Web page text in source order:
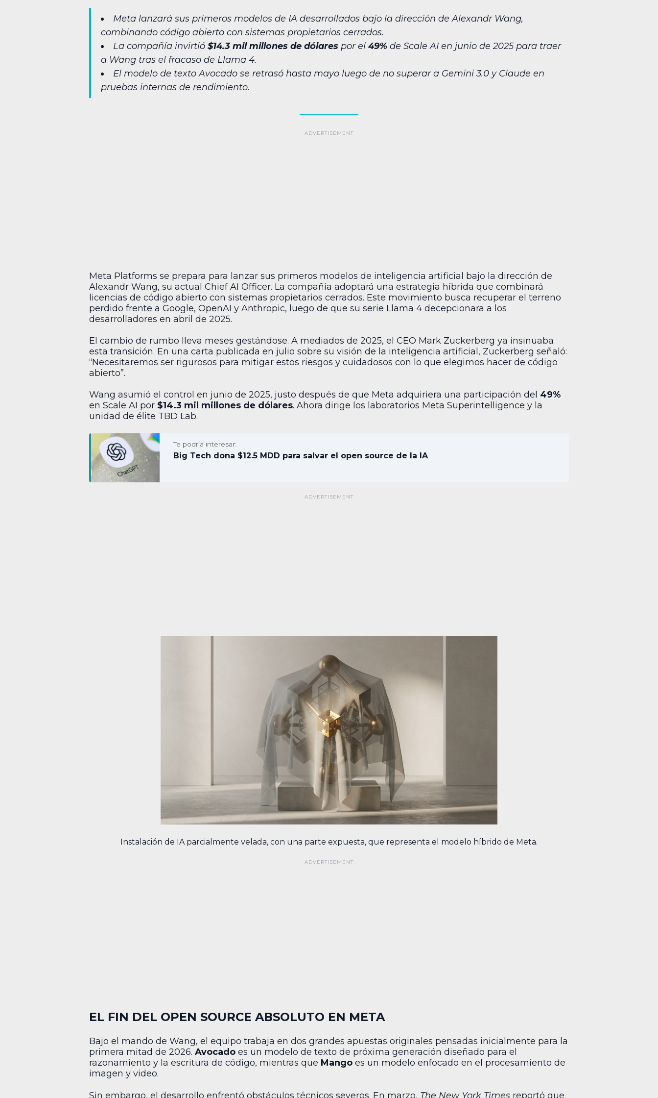
Meta lanzará sus primeros modelos de IA desarrollados bajo la dirección de Alexandr Wang,
combinando código abierto con sistemas propietarios cerrados.
La compañía invirtió $14.3 mil millones de dólares por el 49% de Scale AI en junio de 2025 para traer
a Wang tras el fracaso de Llama 4.
El modelo de texto Avocado se retrasó hasta mayo luego de no superar a Gemini 3.0 y Claude en
pruebas internas de rendimiento.
Meta Platforms se prepara para lanzar sus primeros modelos de inteligencia artificial bajo la dirección de
Alexandr Wang, su actual Chief AI Officer. La compañía adoptará una estrategia híbrida que combinará
licencias de código abierto con sistemas propietarios cerrados. Este movimiento busca recuperar el terreno
perdido frente a Google, OpenAI y Anthropic, luego de que su serie Llama 4 decepcionara a los
desarrolladores en abril de 2025.
El cambio de rumbo lleva meses gestándose. A mediados de 2025, el CEO Mark Zuckerberg ya insinuaba
esta transición. En una carta publicada en julio sobre su visión de la inteligencia artificial, Zuckerberg señaló:
“Necesitaremos ser rigurosos para mitigar estos riesgos y cuidadosos con lo que elegimos hacer de código
abierto”.
Wang asumió el control en junio de 2025, justo después de que Meta adquiriera una participación del 49%
en Scale AI por $14.3 mil millones de dólares. Ahora dirige los laboratorios Meta Superintelligence y la
unidad de élite TBD Lab.
Te podría interesar:
Big Tech dona $12.5 MDD para salvar el open source de la IA
Instalación de IA parcialmente velada, con una parte expuesta, que representa el modelo híbrido de Meta.
EL FIN DEL OPEN SOURCE ABSOLUTO EN META
Bajo el mando de Wang, el equipo trabaja en dos grandes apuestas originales pensadas inicialmente para la
primera mitad de 2026. Avocado es un modelo de texto de próxima generación diseñado para el
razonamiento y la escritura de código, mientras que Mango es un modelo enfocado en el procesamiento de
imagen y video.
Sin embargo, el desarrollo enfrentó obstáculos técnicos severos. En marzo, The New York Times reportó que